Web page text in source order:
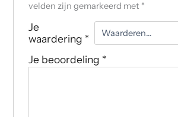
velden zijn gemarkeerd met *
Je
waardering *
Je beoordeling *